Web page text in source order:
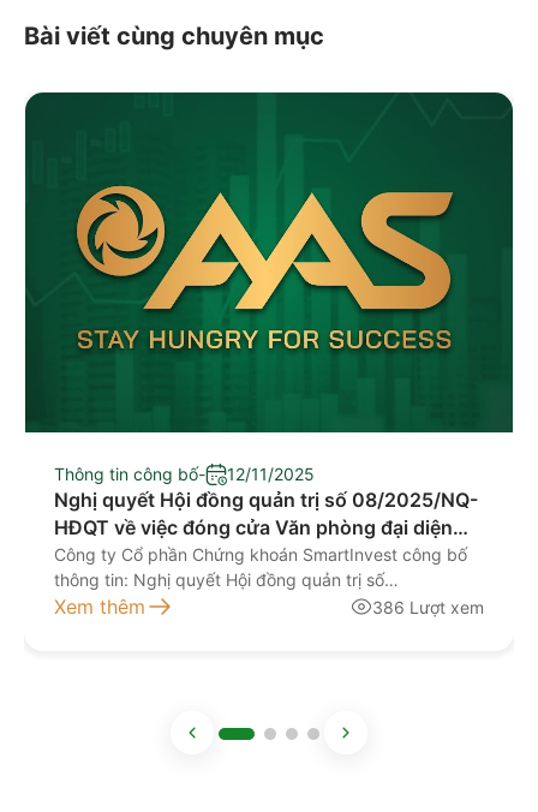
Bài viết cùng chuyên mục
Thông tin công bố- 12/11/2025
Nghị quyết Hội đồng quản trị số 08/2025/NQ-
HĐQT về việc đóng cửa Văn phòng đại diện
Nam Định
Công ty Cổ phần Chứng khoán SmartInvest công bố
thông tin: Nghị quyết Hội đồng quản trị số
08/2025/NQ-HĐQT ngày 11/11/2025 về việc đóng
Xem thêm 386 Lượt xem